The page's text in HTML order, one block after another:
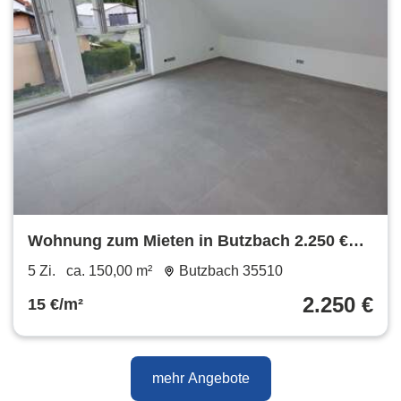
Wohnung zum Mieten in Butzbach 2.250 €
150 m²
5 Zi. ca. 150,00 m² Butzbach 35510
15 €/m² 2.250 €
mehr Angebote